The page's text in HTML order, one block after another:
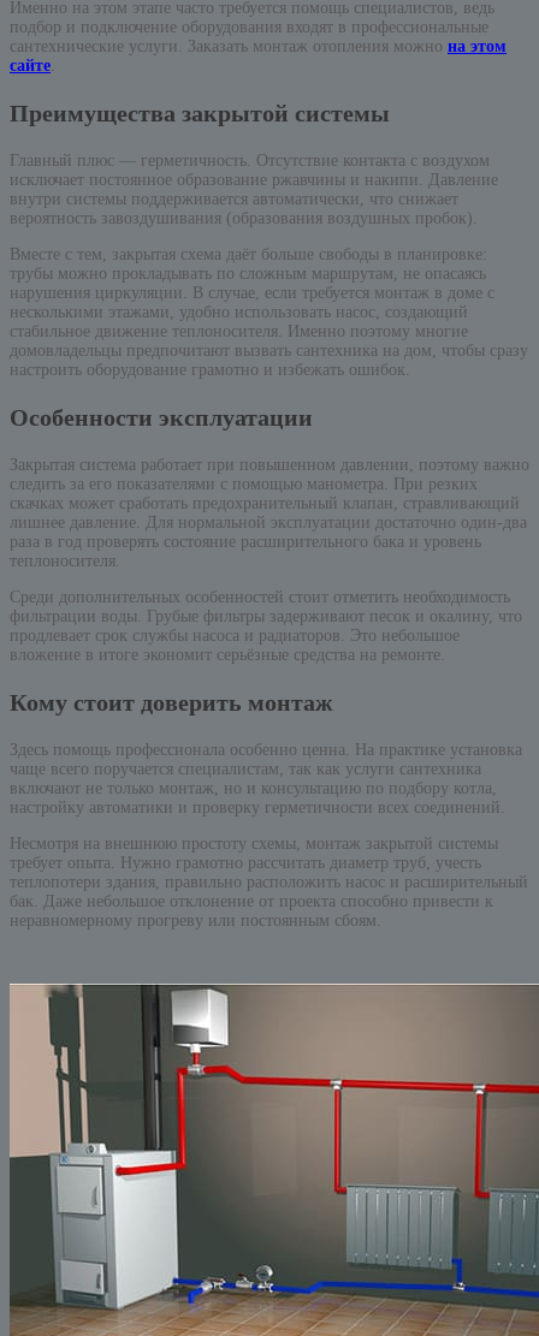
Именно на этом этапе часто требуется помощь специалистов, ведь
подбор и подключение оборудования входят в профессиональные
сантехнические услуги. Заказать монтаж отопления можно на этом
сайте.
Преимущества закрытой системы
Главный плюс — герметичность. Отсутствие контакта с воздухом
исключает постоянное образование ржавчины и накипи. Давление
внутри системы поддерживается автоматически, что снижает
вероятность завоздушивания (образования воздушных пробок).
Вместе с тем, закрытая схема даёт больше свободы в планировке:
трубы можно прокладывать по сложным маршрутам, не опасаясь
нарушения циркуляции. В случае, если требуется монтаж в доме с
несколькими этажами, удобно использовать насос, создающий
стабильное движение теплоносителя. Именно поэтому многие
домовладельцы предпочитают вызвать сантехника на дом, чтобы сразу
настроить оборудование грамотно и избежать ошибок.
Особенности эксплуатации
Закрытая система работает при повышенном давлении, поэтому важно
следить за его показателями с помощью манометра. При резких
скачках может сработать предохранительный клапан, стравливающий
лишнее давление. Для нормальной эксплуатации достаточно один-два
раза в год проверять состояние расширительного бака и уровень
теплоносителя.
Среди дополнительных особенностей стоит отметить необходимость
фильтрации воды. Грубые фильтры задерживают песок и окалину, что
продлевает срок службы насоса и радиаторов. Это небольшое
вложение в итоге экономит серьёзные средства на ремонте.
Кому стоит доверить монтаж
Здесь помощь профессионала особенно ценна. На практике установка
чаще всего поручается специалистам, так как услуги сантехника
включают не только монтаж, но и консультацию по подбору котла,
настройку автоматики и проверку герметичности всех соединений.
Несмотря на внешнюю простоту схемы, монтаж закрытой системы
требует опыта. Нужно грамотно рассчитать диаметр труб, учесть
теплопотери здания, правильно расположить насос и расширительный
бак. Даже небольшое отклонение от проекта способно привести к
неравномерному прогреву или постоянным сбоям.